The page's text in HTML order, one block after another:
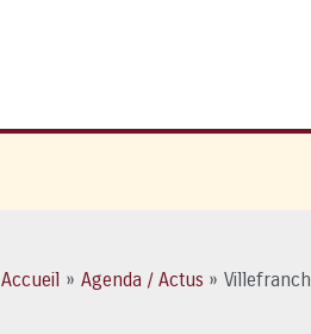
Accueil Agenda / Actus